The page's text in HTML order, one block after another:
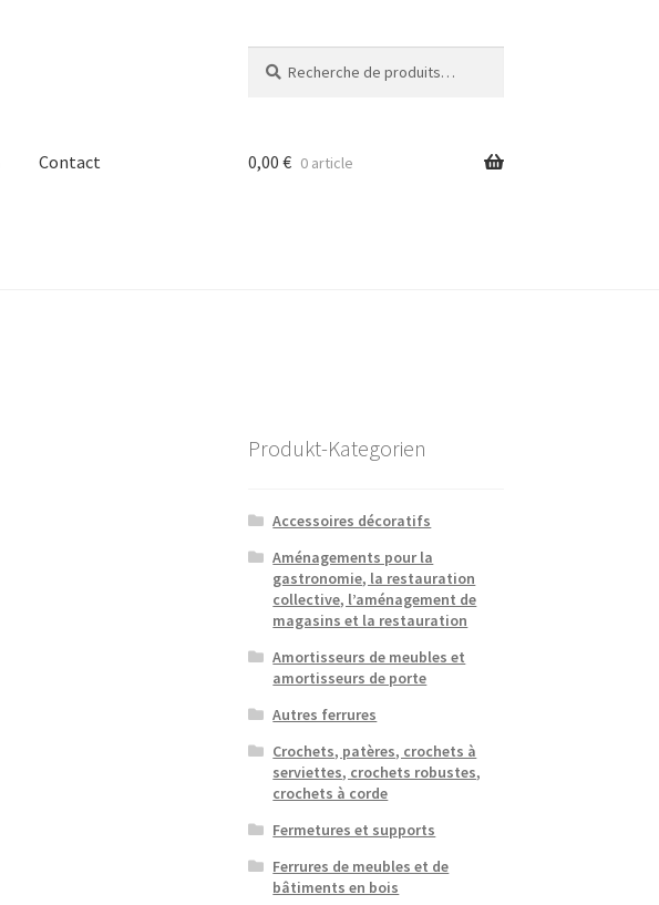
pour :
Contact 0,00 € 0 article
Produkt-Kategorien
Accessoires décoratifs
Aménagements pour la
gastronomie, la restauration
collective, l’aménagement de
magasins et la restauration
Amortisseurs de meubles et
amortisseurs de porte
Autres ferrures
Crochets, patères, crochets à
serviettes, crochets robustes,
crochets à corde
Fermetures et supports
Ferrures de meubles et de
bâtiments en bois